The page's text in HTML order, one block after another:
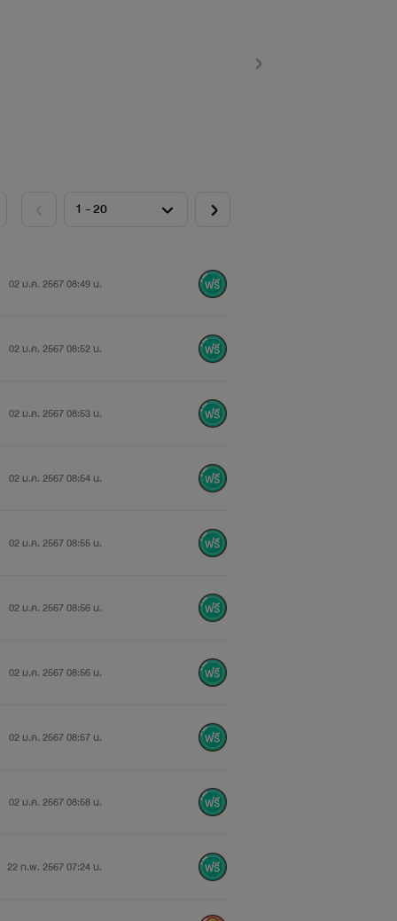
02 ม.ค. 2567 08:49 น.
02 ม.ค. 2567 08:52 น.
02 ม.ค. 2567 08:53 น.
02 ม.ค. 2567 08:54 น.
02 ม.ค. 2567 08:55 น.
02 ม.ค. 2567 08:56 น.
02 ม.ค. 2567 08:56 น.
02 ม.ค. 2567 08:57 น.
02 ม.ค. 2567 08:58 น.
22 ก.พ. 2567 07:24 น.